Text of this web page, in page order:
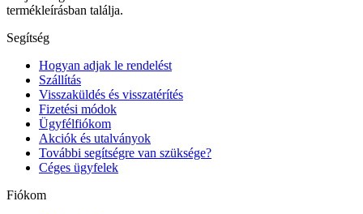
termékleírásban találja.
Segítség
Hogyan adjak le rendelést
Szállítás
Visszaküldés és visszatérítés
Fizetési módok
Ügyfélfiókom
Akciók és utalványok
További segítségre van szüksége?
Céges ügyfelek
Fiókom